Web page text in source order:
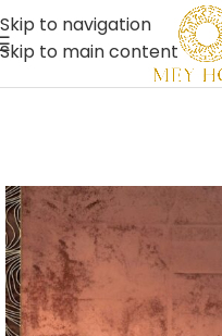
Skip to navigation
Skip to main content